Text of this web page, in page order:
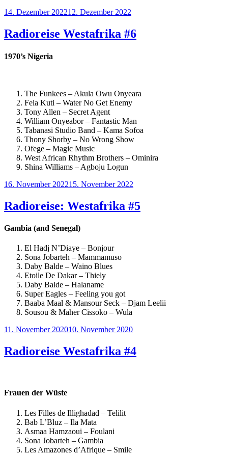
Veröffentlicht
14. Dezember 202212. Dezember 2022
Radioreise Westafrika #6
1970’s Nigeria
The Funkees – Akula Owu Onyeara
Fela Kuti – Water No Get Enemy
Tony Allen – Secret Agent
William Onyeabor – Fantastic Man
Tabanasi Studio Band – Kama Sofoa
Thony Shorby – No Wrong Show
Ofege – Magic Music
West African Rhythm Brothers – Ominira
Shina Williams – Agboju Logun
Veröffentlicht
16. November 202215. November 2022
Radioreise: Westafrika #5
Gambia (and Senegal)
El Hadj N’Diaye – Bonjour
Sona Jobarteh – Mammamuso
Daby Balde – Waino Blues
Etoile De Dakar – Thiely
Daby Balde – Halaname
Super Eagles – Feeling you got
Baaba Maal & Mansour Seck – Djam Leelii
Sousou & Maher Cissoko – Wula
Veröffentlicht
11. November 202010. November 2020
Radioreise Westafrika #4
Frauen der Wüste
Les Filles de Illighadad – Telilit
Bab L’Bluz – Ila Mata
Asmaa Hamzaoui – Foulani
Sona Jobarteh – Gambia
Les Amazones d’Afrique – Smile